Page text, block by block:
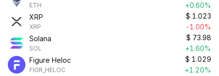
ETH
+0.60%
XRP
XRP
$ 1.023
-1.00%
Solana
SOL
$ 73.98
+1.60%
Figure Heloc
FIGR_HELOC
$ 1.029
+1.20%